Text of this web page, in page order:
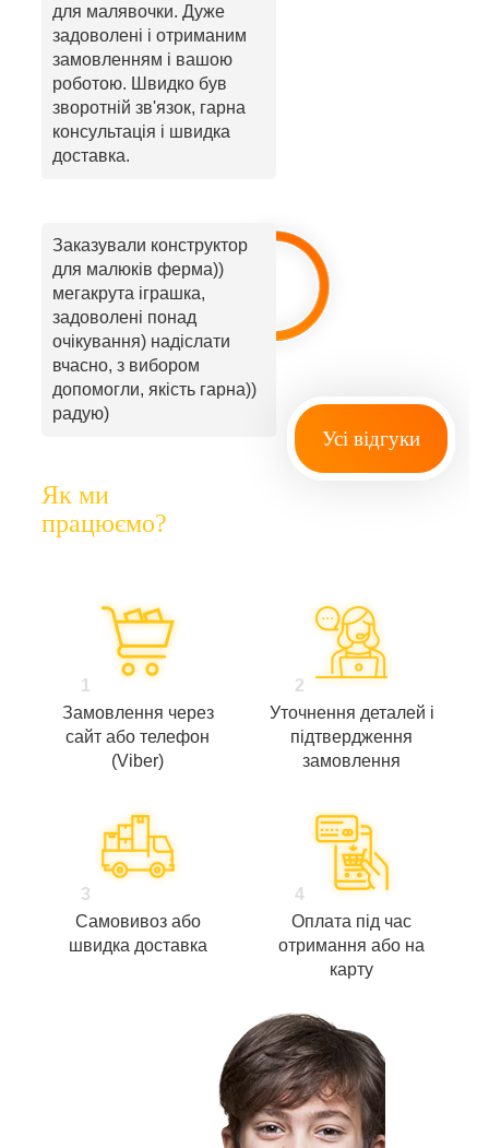
для малявочки. Дуже
задоволені і отриманим
замовленням і вашою
роботою. Швидко був
зворотній зв'язок, гарна
консультація і швидка
доставка.
Заказували конструктор
для малюків ферма))
мегакрута іграшка,
задоволені понад
очікування) надіслати
вчасно, з вибором
допомогли, якість гарна))
радую)
Усі відгуки
Як ми
працюємо?
1
Замовлення через
сайт або телефон
(Viber)
2
Уточнення деталей і
підтвердження
замовлення
3
Самовивоз або
швидка доставка
4
Оплата під час
отримання або на
карту